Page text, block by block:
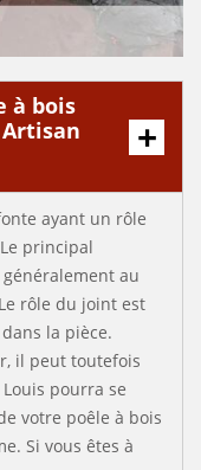
à bois
Artisan
ayant un rôle
principal
au
rôle du joint est
la pièce.
il peut toutefois
pourra se
votre poêle à bois
Si vous êtes à